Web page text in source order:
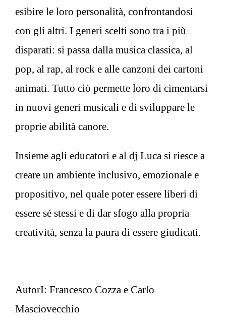
esibire le loro personalità, confrontandosi
con gli altri. I generi scelti sono tra i più
disparati: si passa dalla musica classica, al
pop, al rap, al rock e alle canzoni dei cartoni
animati. Tutto ciò permette loro di cimentarsi
in nuovi generi musicali e di sviluppare le
proprie abilità canore.
Insieme agli educatori e al dj Luca si riesce a
creare un ambiente inclusivo, emozionale e
propositivo, nel quale poter essere liberi di
essere sé stessi e di dar sfogo alla propria
creatività, senza la paura di essere giudicati.
AutorI: Francesco Cozza e Carlo
Masciovecchio